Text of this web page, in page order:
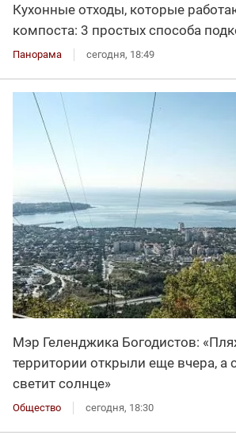
Кухонные отходы, которые
компоста: 3 простых способа
Панорама сегодня, 18:49
Мэр Геленджика Богодистов:
территории открыли еще вчера, а
светит солнце»
Общество сегодня, 18:30